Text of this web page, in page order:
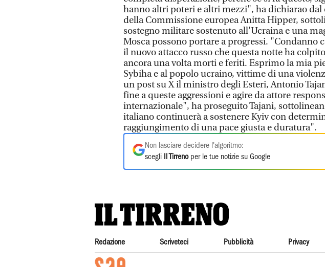
hanno altri poteri e altri mezzi", ha dichiarao dal
della Commissione europea Anitta Hipper,
sostegno militare sostenuto all'Ucraina e una
Mosca possono portare a progressi. "Condanno
il nuovo attacco russo che questa notte ha
ancora una volta morti e feriti. Esprimo la mia
Sybiha e al popolo ucraino, vittime di una
un post su X il ministro degli Esteri, Antonio
fine a queste aggressioni e agire da attore
internazionale", ha proseguito Tajani,
italiano continuerà a sostenere Kyiv con
raggiungimento di una pace giusta e duratura".
Non lasciare decidere l'algoritmo:
scegli
Il Tirrenoper le tue notizie su Google
Redazione Scriveteci Pubblicità Privacy